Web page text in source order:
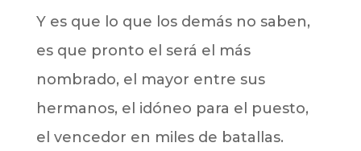
Y es que lo que los demás no saben,
es que pronto el será el más
nombrado, el mayor entre sus
hermanos, el idóneo para el puesto,
el vencedor en miles de batallas.